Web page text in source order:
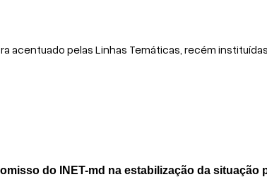
acentuado pelas Linhas Temáticas, recém
do INET-md na estabilização da